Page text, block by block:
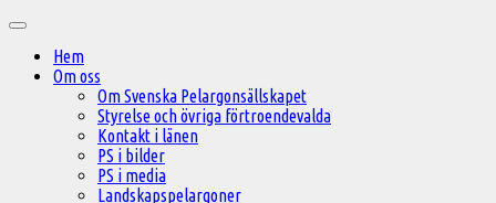
innehåll
Huvudmeny
Hem
Om oss
Om Svenska Pelargonsällskapet
Styrelse och övriga förtroendevalda
Kontakt i länen
PS i bilder
PS i media
Landskapspelargoner